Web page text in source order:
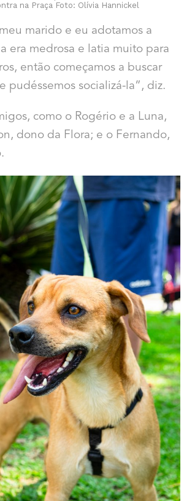
na Praça Foto: Olívia Hannickel
marido e eu adotamos a
era medrosa e latia muito para
então começamos a buscar
pudéssemos socializá-la”, diz.
como o Rogério e a Luna,
dono da Flora; e o Fernando,